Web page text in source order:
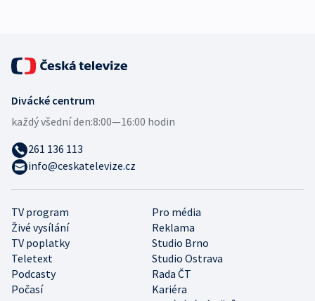
TV program
Pro média
Živé vysílání
Reklama
TV poplatky
Studio Brno
Teletext
Studio Ostrava
Podcasty
Rada ČT
Počasí
Kariéra
Divácké centrum
každý všední den:8:00—16:00 hodin
261 136 113
info@ceskatelevize.cz